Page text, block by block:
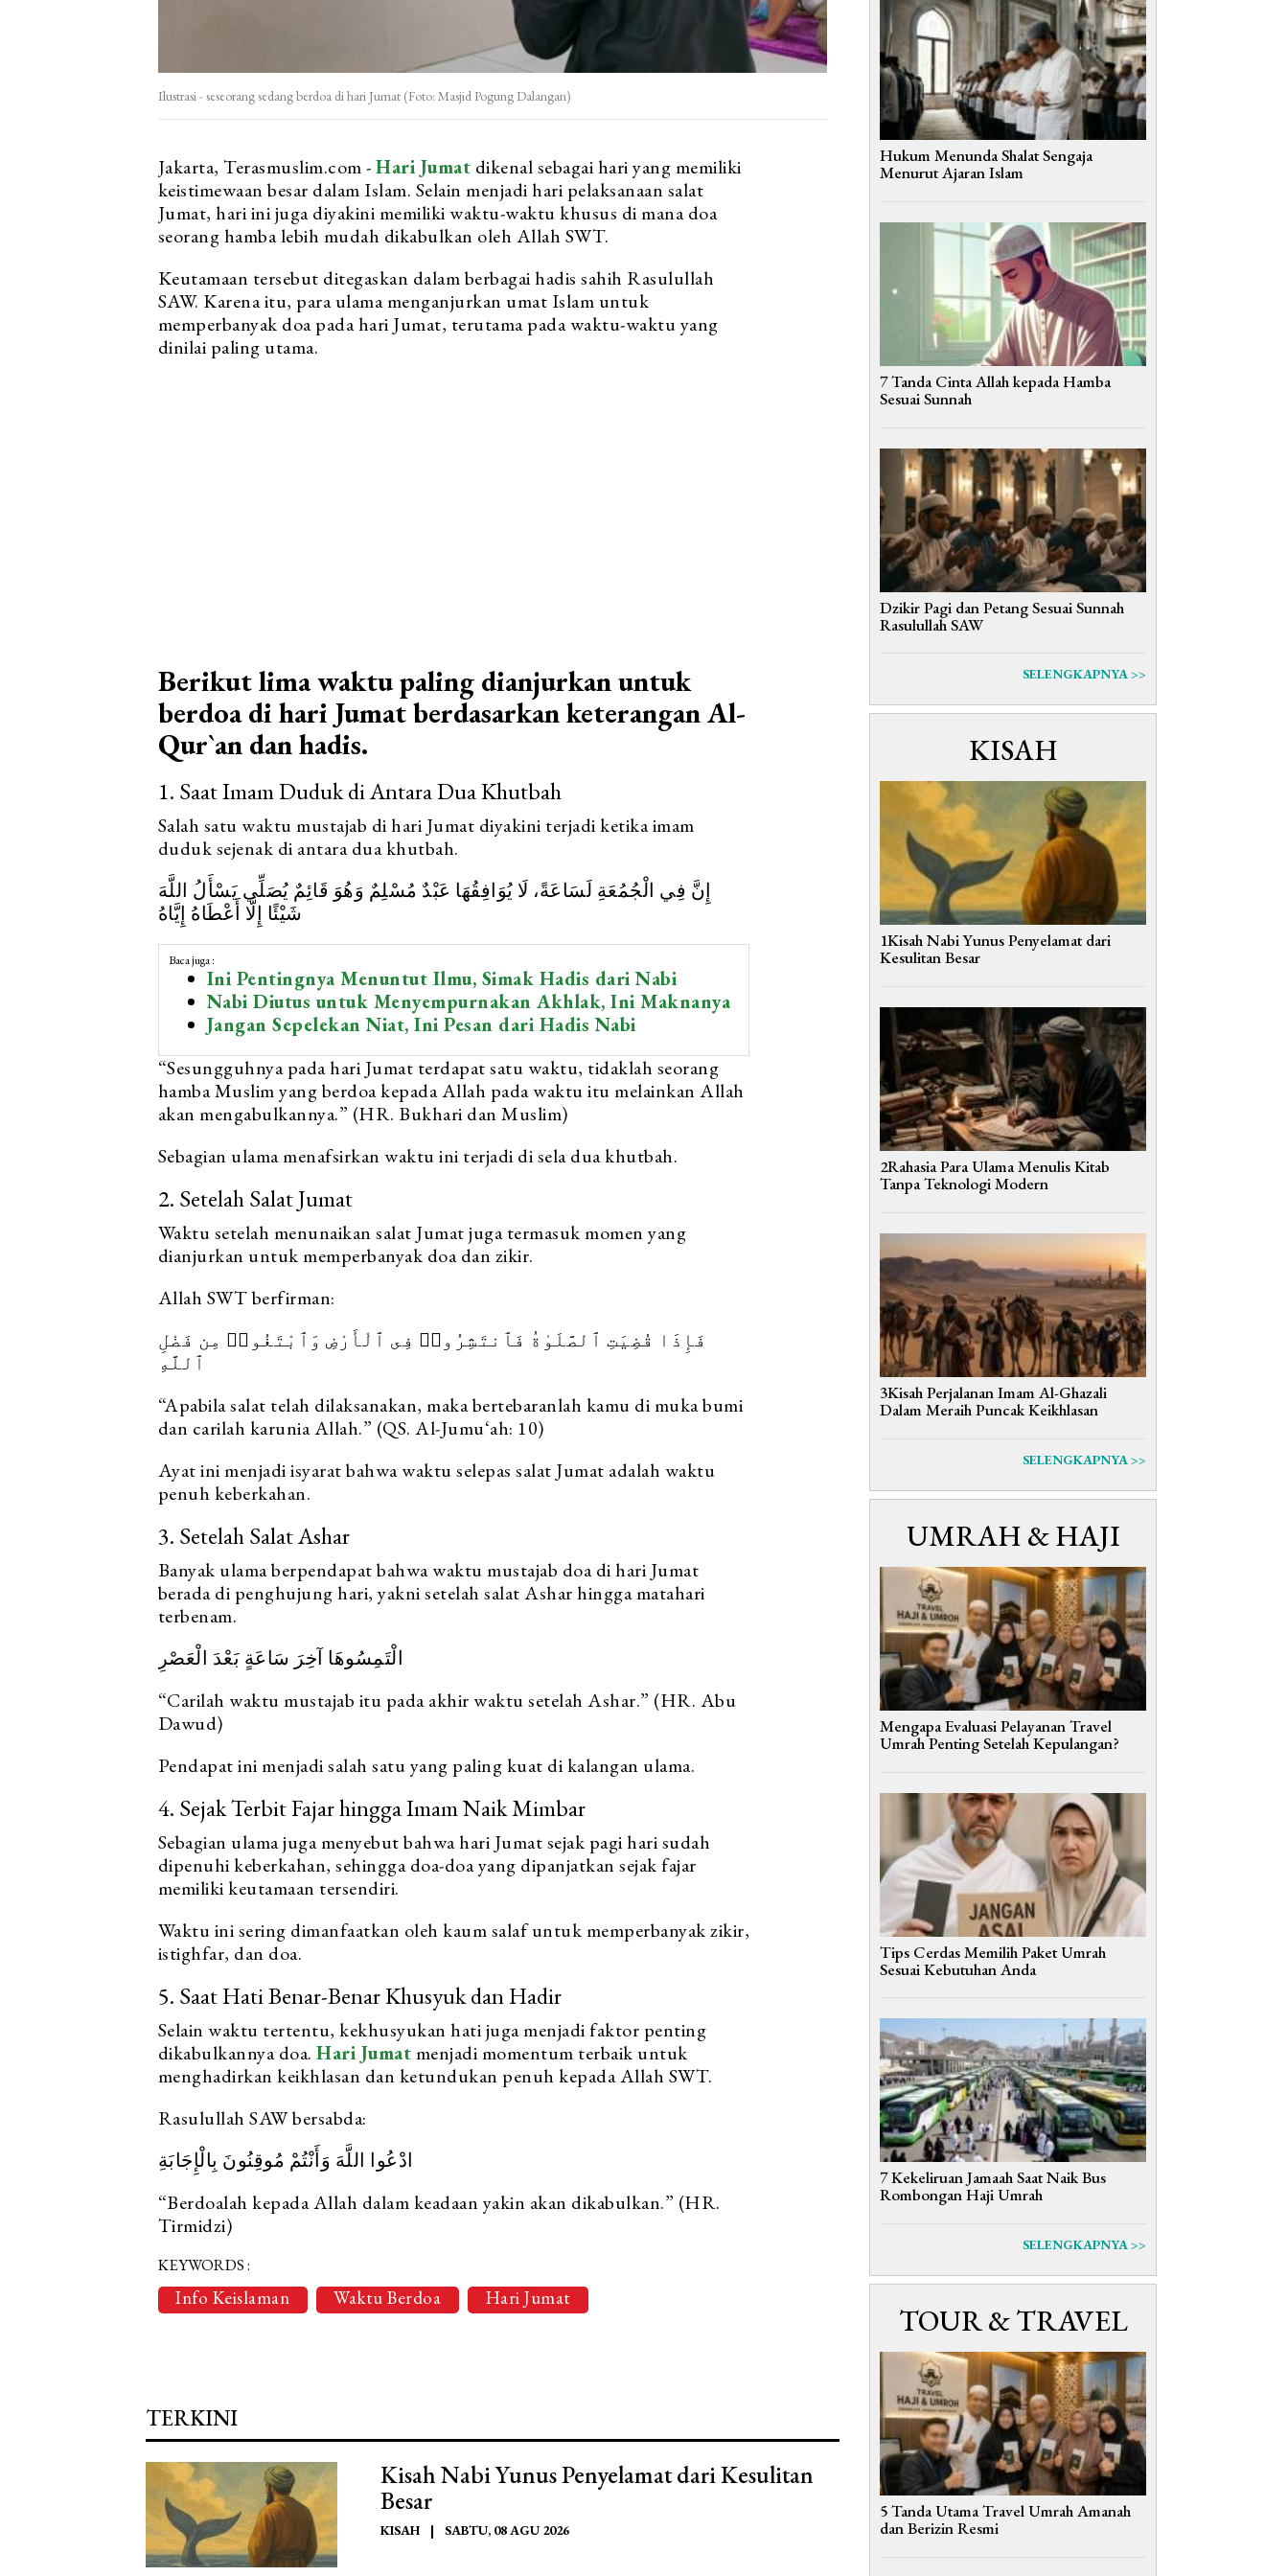
Ilustrasi - seseorang sedang berdoa di hari Jumat (Foto: Masjid Pogung Dalangan)
Jakarta, Terasmuslim.com -Hari Jumat dikenal sebagai hari yang memiliki
keistimewaan besar dalam Islam. Selain menjadi hari pelaksanaan salat
Jumat, hari ini juga diyakini memiliki waktu-waktu khusus di mana doa
seorang hamba lebih mudah dikabulkan oleh Allah SWT.
Keutamaan tersebut ditegaskan dalam berbagai hadis sahih Rasulullah
SAW. Karena itu, para ulama menganjurkan umat Islam untuk
memperbanyak doa pada hari Jumat, terutama pada waktu-waktu yang
dinilai paling utama.
Berikut lima waktu paling dianjurkan untuk
berdoa di hari Jumat berdasarkan keterangan Al-
Qur`an dan hadis.
1. Saat Imam Duduk di Antara Dua Khutbah
Salah satu waktu mustajab di hari Jumat diyakini terjadi ketika imam
duduk sejenak di antara dua khutbah.
إِنَّ فِي الْجُمُعَةِ لَسَاعَةً، لَا يُوَافِقُهَا عَبْدٌ مُسْلِمٌ وَهُوَ قَائِمٌ يُصَلِّي يَسْأَلُ اللَّهَ
شَيْئًا إِلَّا أَعْطَاهُ إِيَّاهُ
Baca juga :
Ini Pentingnya Menuntut Ilmu, Simak Hadis dari Nabi
Nabi Diutus untuk Menyempurnakan Akhlak, Ini Maknanya
Jangan Sepelekan Niat, Ini Pesan dari Hadis Nabi
“Sesungguhnya pada hari Jumat terdapat satu waktu, tidaklah seorang
hamba Muslim yang berdoa kepada Allah pada waktu itu melainkan Allah
akan mengabulkannya.” (HR. Bukhari dan Muslim)
Sebagian ulama menafsirkan waktu ini terjadi di sela dua khutbah.
2. Setelah Salat Jumat
Waktu setelah menunaikan salat Jumat juga termasuk momen yang
dianjurkan untuk memperbanyak doa dan zikir.
Allah SWT berfirman:
فَإِذَا قُضِيَتِ ٱلصَّلَوٰةُ فَٱنتَشِرُوا۟ فِى ٱلْأَرْضِ وَٱبْتَغُوا۟ مِن فَضْلِ
ٱللَّهِ
“Apabila salat telah dilaksanakan, maka bertebaranlah kamu di muka bumi
dan carilah karunia Allah.” (QS. Al-Jumu‘ah: 10)
Ayat ini menjadi isyarat bahwa waktu selepas salat Jumat adalah waktu
penuh keberkahan.
3. Setelah Salat Ashar
Banyak ulama berpendapat bahwa waktu mustajab doa di hari Jumat
berada di penghujung hari, yakni setelah salat Ashar hingga matahari
terbenam.
الْتَمِسُوهَا آخِرَ سَاعَةٍ بَعْدَ الْعَصْرِ
“Carilah waktu mustajab itu pada akhir waktu setelah Ashar.” (HR. Abu
Dawud)
Pendapat ini menjadi salah satu yang paling kuat di kalangan ulama.
4. Sejak Terbit Fajar hingga Imam Naik Mimbar
Sebagian ulama juga menyebut bahwa hari Jumat sejak pagi hari sudah
dipenuhi keberkahan, sehingga doa-doa yang dipanjatkan sejak fajar
memiliki keutamaan tersendiri.
Waktu ini sering dimanfaatkan oleh kaum salaf untuk memperbanyak zikir,
istighfar, dan doa.
5. Saat Hati Benar-Benar Khusyuk dan Hadir
Selain waktu tertentu, kekhusyukan hati juga menjadi faktor penting
dikabulkannya doa. Hari Jumatmenjadi momentum terbaik untuk
menghadirkan keikhlasan dan ketundukan penuh kepada Allah SWT.
Rasulullah SAW bersabda:
ادْعُوا اللَّهَ وَأَنْتُمْ مُوقِنُونَ بِالْإِجَابَةِ
“Berdoalah kepada Allah dalam keadaan yakin akan dikabulkan.” (HR.
Tirmidzi)
KEYWORDS :
Info Keislaman Waktu Berdoa Hari Jumat
TERKINI
Kisah Nabi Yunus Penyelamat dari Kesulitan
Besar
KISAH | SABTU, 08 AGU 2026
Hukum Menunda Shalat Sengaja
Menurut Ajaran Islam
7 Tanda Cinta Allah kepada Hamba
Sesuai Sunnah
Dzikir Pagi dan Petang Sesuai Sunnah
Rasulullah SAW
SELENGKAPNYA >>
KISAH
1Kisah Nabi Yunus Penyelamat dari
Kesulitan Besar
2Rahasia Para Ulama Menulis Kitab
Tanpa Teknologi Modern
3Kisah Perjalanan Imam Al-Ghazali
Dalam Meraih Puncak Keikhlasan
SELENGKAPNYA >>
UMRAH & HAJI
Mengapa Evaluasi Pelayanan Travel
Umrah Penting Setelah Kepulangan?
Tips Cerdas Memilih Paket Umrah
Sesuai Kebutuhan Anda
7 Kekeliruan Jamaah Saat Naik Bus
Rombongan Haji Umrah
SELENGKAPNYA >>
TOUR & TRAVEL
5 Tanda Utama Travel Umrah Amanah
dan Berizin Resmi